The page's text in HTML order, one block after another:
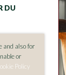
DU
av både
and also for
or
Policy